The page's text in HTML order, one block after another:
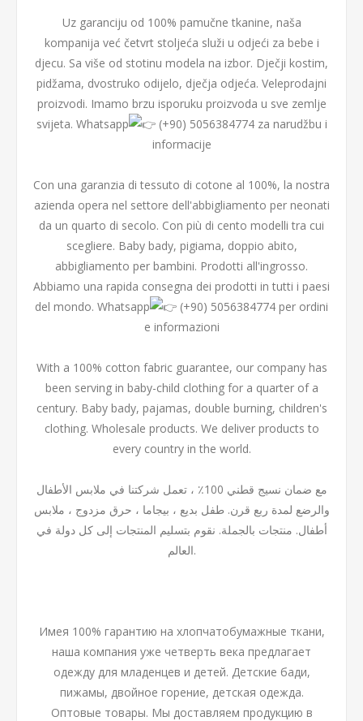
Uz garanciju od 100% pamučne tkanine, naša
kompanija već četvrt stoljeća služi u odjeći za bebe i
djecu. Sa više od stotinu modela na izbor. Dječji kostim,
pidžama, dvostruko odijelo, dječja odjeća. Veleprodajni
proizvodi. Imamo brzu isporuku proizvoda u sve zemlje
svijeta. Whatsapp
(+90) 5056384774 za narudžbu i
informacije
Con una garanzia di tessuto di cotone al 100%, la nostra
azienda opera nel settore dell'abbigliamento per neonati
da un quarto di secolo. Con più di cento modelli tra cui
scegliere. Baby bady, pigiama, doppio abito,
abbigliamento per bambini. Prodotti all'ingrosso.
Abbiamo una rapida consegna dei prodotti in tutti i paesi
del mondo. Whatsapp
(+90) 5056384774 per ordini
e informazioni
With a 100% cotton fabric guarantee, our company has
been serving in baby-child clothing for a quarter of a
century. Baby bady, pajamas, double burning, children's
clothing. Wholesale products. We deliver products to
every country in the world.
مع ضمان نسيج قطني 100٪ ، تعمل شركتنا في ملابس الأطفال
والرضع لمدة ربع قرن. طفل بديع ، بيجاما ، حرق مزدوج ، ملابس
أطفال. منتجات بالجملة. نقوم بتسليم المنتجات إلى كل دولة في
العالم.
Имея 100% гарантию на хлопчатобумажные ткани,
наша компания уже четверть века предлагает
одежду для младенцев и детей. Детские бади,
пижамы, двойное горение, детская одежда.
Оптовые товары. Мы доставляем продукцию в